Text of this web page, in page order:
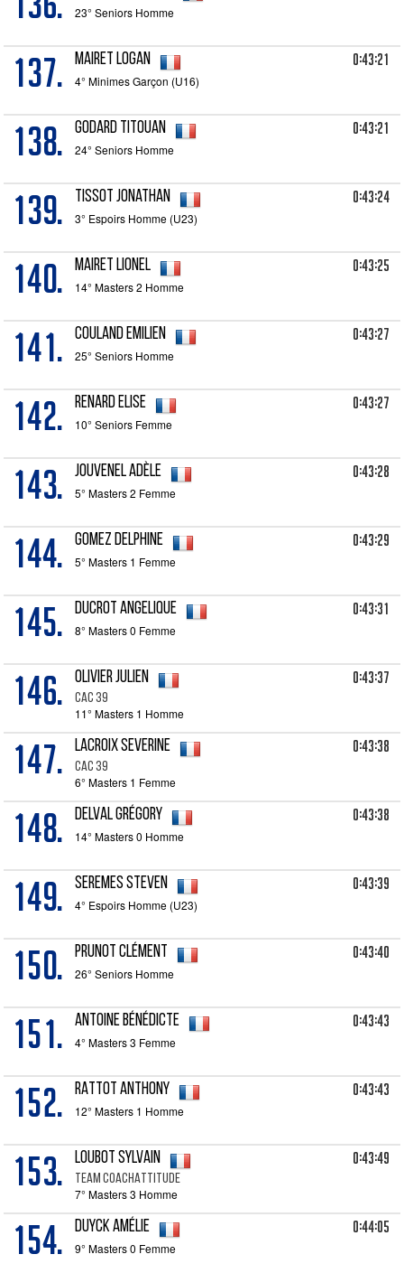
23° Seniors Homme
137. MAIRET Logan
4° Minimes Garçon (U16)
0:43:21
138. GODARD Titouan
24° Seniors Homme
0:43:21
139. TISSOT Jonathan
3° Espoirs Homme (U23)
0:43:24
140. MAIRET Lionel
14° Masters 2 Homme
0:43:25
141. COULAND Emilien
25° Seniors Homme
0:43:27
142. RENARD Elise
10° Seniors Femme
0:43:27
143. JOUVENEL Adèle
5° Masters 2 Femme
0:43:28
144. GOMEZ Delphine
5° Masters 1 Femme
0:43:29
145. DUCROT Angelique
8° Masters 0 Femme
0:43:31
146. OLIVIER Julien
CAC 39
11° Masters 1 Homme
0:43:37
147. LACROIX Severine
CAC 39
6° Masters 1 Femme
0:43:38
148. DELVAL Grégory
14° Masters 0 Homme
0:43:38
149. SEREMES Steven
4° Espoirs Homme (U23)
0:43:39
150. PRUNOT Clément
26° Seniors Homme
0:43:40
151. ANTOINE Bénédicte
4° Masters 3 Femme
0:43:43
152. RATTOT Anthony
12° Masters 1 Homme
0:43:43
153. LOUBOT Sylvain
Team CoachAttitude
7° Masters 3 Homme
0:43:49
154. DUYCK Amélie
9° Masters 0 Femme
0:44:05